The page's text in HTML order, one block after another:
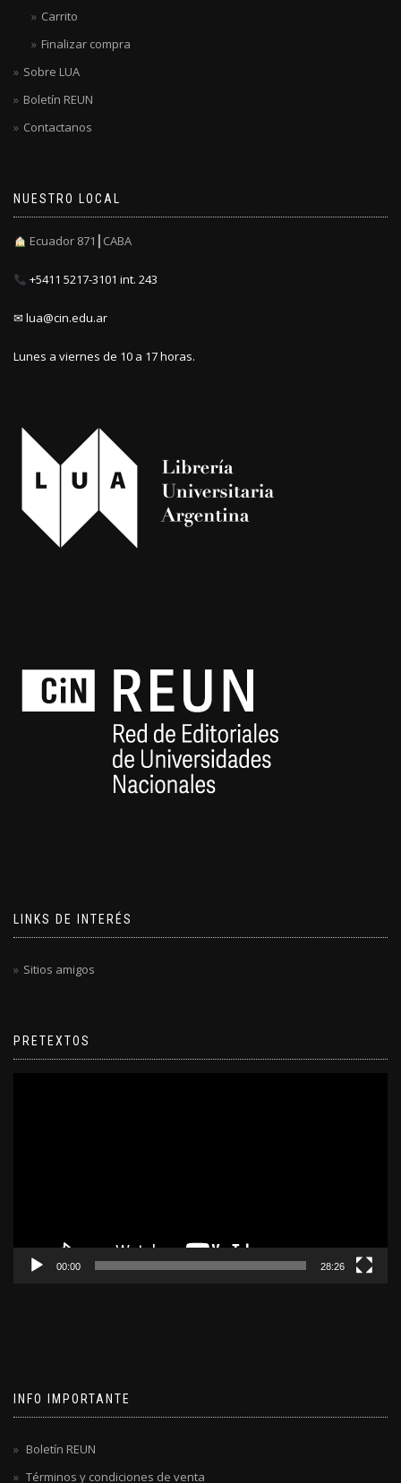
Carrito
Finalizar compra
Sobre LUA
Boletín REUN
Contactanos
NUESTRO LOCAL
Ecuador 871┃CABA
+5411 5217-3101 int. 243
✉ lua@cin.edu.ar
Lunes a viernes de 10 a 17 horas.
LINKS DE INTERÉS
Sitios amigos
PRETEXTOS
00:00 28:26
INFO IMPORTANTE
Boletín REUN
Términos y condiciones de venta